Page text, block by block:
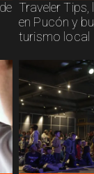
Traveler
en Pucón y
turismo local